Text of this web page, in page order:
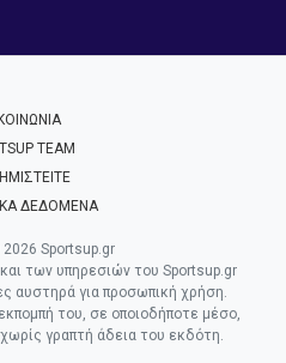
TEAM
ΔΕΔΟΜΕΝΑ
Sportsup.gr
των υπηρεσιών του Sportsup.gr
αυστηρά για προσωπική χρήση.
του, σε οποιοδήποτε μέσο,
γραπτή άδεια του εκδότη.